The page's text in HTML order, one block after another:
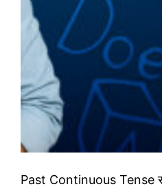
Past Continuous Tense